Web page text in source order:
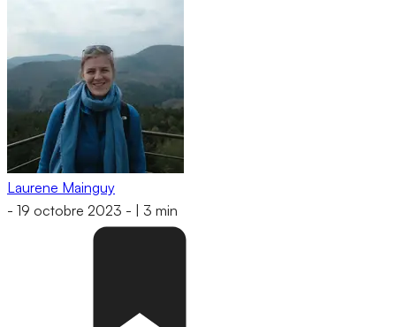
Laurene Mainguy
- 19 octobre 2023 - 3 min